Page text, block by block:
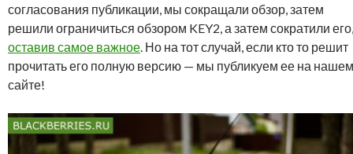
согласования публикации, мы сокращали обзор, затем
решили ограничиться обзором KEY2, а затем сократили его,
оставив самое важное . Но на тот случай, если кто то решит
прочитать его полную версию — мы публикуем ее на нашем
сайте!